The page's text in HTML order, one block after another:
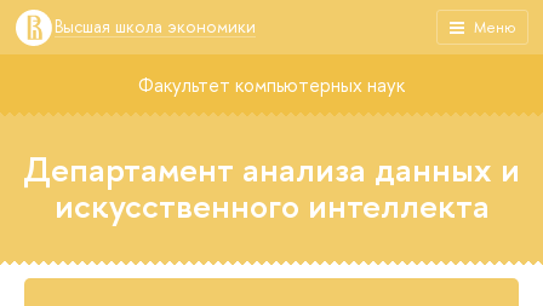
Меню
Высшая школа экономики
Факультет компьютерных наук
Департамент анализа данных и
искусственного интеллекта